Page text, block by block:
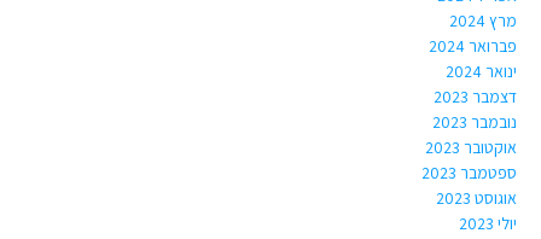
מרץ 2024
פברואר 2024
ינואר 2024
דצמבר 2023
נובמבר 2023
אוקטובר 2023
ספטמבר 2023
אוגוסט 2023
יולי 2023